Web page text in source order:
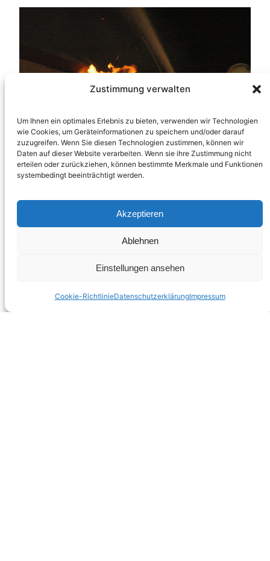
Zustimmung verwalten
Um Ihnen ein optimales Erlebnis zu bieten, verwenden wir Technologien
wie Cookies, um Geräteinformationen zu speichern und/oder darauf
zuzugreifen. Wenn Sie diesen Technologien zustimmen, können wir
Daten auf dieser Website verarbeiten. Wenn sie ihre Zustimmung nicht
erteilen oder zurückziehen, können bestimmte Merkmale und Funktionen
systembedingt beeinträchtigt werden.
Akzeptieren
Ablehnen
Einstellungen ansehen
Cookie-RichtlinieDatenschutzerklärungImpressum